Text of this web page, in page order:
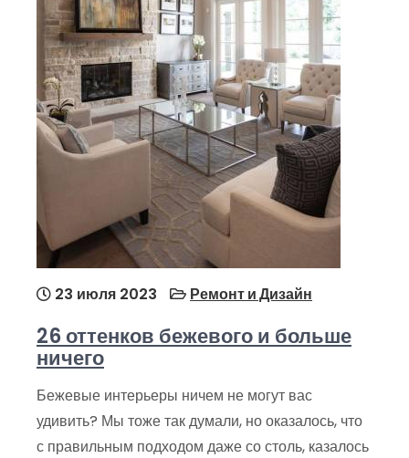
23 июля 2023 Ремонт и Дизайн
26 оттенков бежевого и больше
ничего
Бежевые интерьеры ничем не могут вас
удивить? Мы тоже так думали, но оказалось, что
с правильным подходом даже со столь, казалось